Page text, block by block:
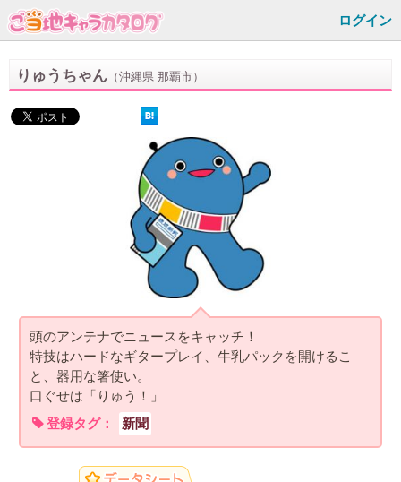
ログイン
りゅうちゃん （沖縄県 那覇市）
頭のアンテナでニュースをキャッチ！
特技はハードなギタープレイ、牛乳パックを開けるこ
と、器用な箸使い。
口ぐせは「りゅう！」
登録タグ：
新聞